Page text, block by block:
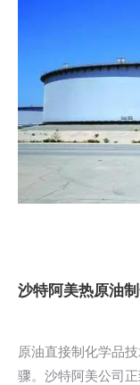
沙特阿美热原油
原油直接制化学品
骤。沙特阿美公司